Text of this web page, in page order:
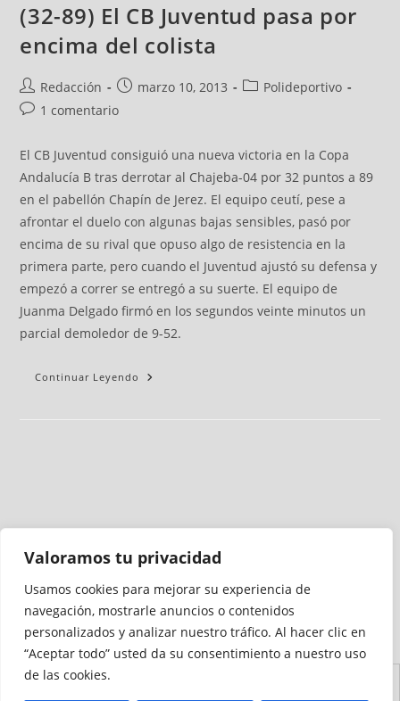
Valoramos tu privacidad
Usamos cookies para mejorar su experiencia de
navegación, mostrarle anuncios o contenidos
personalizados y analizar nuestro tráfico. Al hacer clic en
“Aceptar todo” usted da su consentimiento a nuestro uso
de las cookies.
(32-89) El CB Juventud pasa por
encima del colista
Redacción marzo 10, 2013
Polideportivo
1 comentario
El CB Juventud consiguió una nueva victoria en la Copa
Andalucía B tras derrotar al Chajeba-04 por 32 puntos a 89
en el pabellón Chapín de Jerez. El equipo ceutí, pese a
afrontar el duelo con algunas bajas sensibles, pasó por
encima de su rival que opuso algo de resistencia en la
primera parte, pero cuando el Juventud ajustó su defensa y
empezó a correr se entregó a su suerte. El equipo de
Juanma Delgado firmó en los segundos veinte minutos un
parcial demoledor de 9-52.
Continuar Leyendo
Medio auditado por